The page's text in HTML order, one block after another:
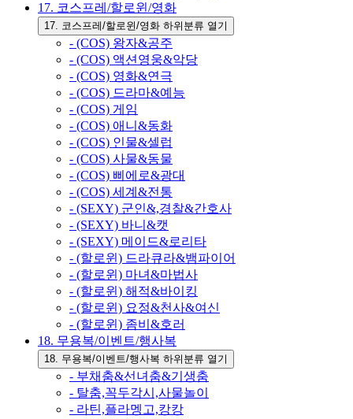
17. 코스프레/할로윈/영화
17. 코스프레/할로윈/영화 하위분류 열기
- (COS) 왕자&공주
- (COS) 액션영웅&악당
- (COS) 영화&연극
- (COS) 드라마&예능
- (COS) 게임
- (COS) 애니&동화
- (COS) 인물&셀럽
- (COS) 사물&동물
- (COS) 삐에로&광대
- (COS) 세계&전통
- (SEXY) 군인&,경찰&간호사
- (SEXY) 바니&캣
- (SEXY) 메이드&로리타
- (할로윈) 드라큐라&뱀파이어
- (할로윈) 마녀&마법사
- (할로윈) 해적&바이킹
- (할로윈) 요정&천사&여신
- (할로윈) 좀비&호러
18. 무용복/이벤트/행사복
18. 무용복/이벤트/행사복 하위분류 열기
- 부채춤&선녀춤&기생춤
- 탈춤,꼭두각시,사물놀이
- 라틴,플라멩고,캉캉